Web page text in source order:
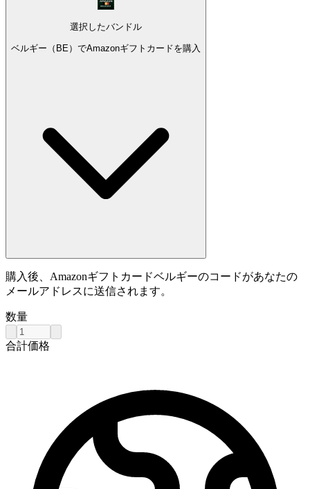
選択したバンドル
ベルギー（BE）でAmazonギフトカードを購入
購入後、Amazonギフトカードベルギーのコードがあなたの
メールアドレスに送信されます。
数量
合計価格